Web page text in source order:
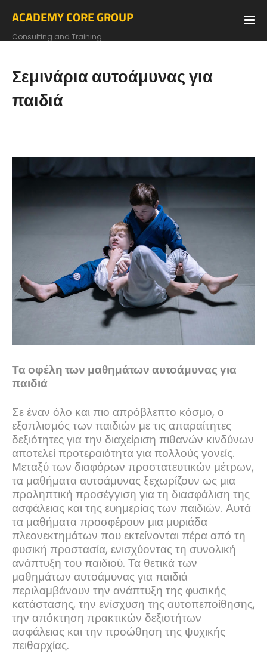
ACADEMY CORE GROUP
Consulting and Training
Σεμινάρια αυτοάμυνας για
παιδιά
Τα οφέλη των μαθημάτων αυτοάμυνας για
παιδιά
Σε έναν όλο και πιο απρόβλεπτο κόσμο, ο
εξοπλισμός των παιδιών με τις απαραίτητες
δεξιότητες για την διαχείριση πιθανών κινδύνων
αποτελεί προτεραιότητα για πολλούς γονείς.
Μεταξύ των διαφόρων προστατευτικών μέτρων,
τα μαθήματα αυτοάμυνας ξεχωρίζουν ως μια
προληπτική προσέγγιση για τη διασφάλιση της
ασφάλειας και της ευημερίας των παιδιών. Αυτά
τα μαθήματα προσφέρουν μια μυριάδα
πλεονεκτημάτων που εκτείνονται πέρα ​​από τη
φυσική προστασία, ενισχύοντας τη συνολική
ανάπτυξη του παιδιού. Τα θετικά των
μαθημάτων αυτοάμυνας για παιδιά
περιλαμβάνουν την ανάπτυξη της φυσικής
κατάστασης, την ενίσχυση της αυτοπεποίθησης,
την απόκτηση πρακτικών δεξιοτήτων
ασφάλειας και την προώθηση της ψυχικής
πειθαρχίας.